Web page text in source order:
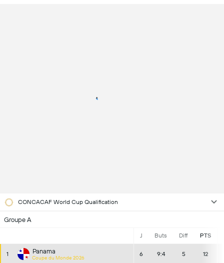
CONCACAF World Cup Qualification
Groupe A
J Buts Diff PTS
1 Panama
Coupe du Monde 2026
6 9:4 5 12